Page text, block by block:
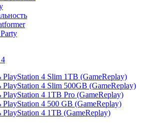
PlayStation 4 Slim 1TB (GameReplay)
PlayStation 4 Slim 500GB (GameReplay)
PlayStation 4 1TB Pro (GameReplay)
PlayStation 4 500 GB (GameReplay)
PlayStation 4 1TB (GameReplay)